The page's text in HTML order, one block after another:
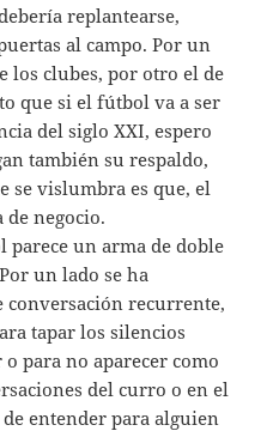
replantearse,
al campo. Por un
los clubes, por otro el de
que si el fútbol va a ser
del siglo XXI, espero
también su respaldo,
se vislumbra es que, el
negocio.
parece un arma de doble
un lado se ha
conversación recurrente,
tapar los silencios
para no aparecer como
del curro o en el
entender para alguien